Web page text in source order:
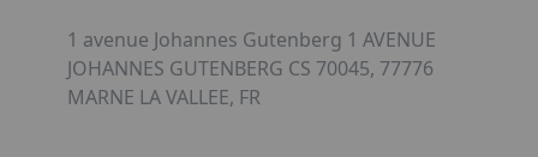
1 avenue Johannes Gutenberg 1 AVENUE
JOHANNES GUTENBERG CS 70045, 77776
MARNE LA VALLEE, FR